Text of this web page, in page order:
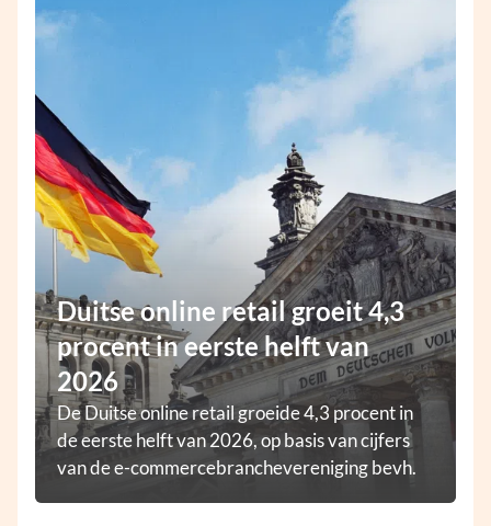
Duitse online retail groeit 4,3
procent in eerste helft van
2026
De Duitse online retail groeide 4,3 procent in
de eerste helft van 2026, op basis van cijfers
van de e-commercebranchevereniging bevh.